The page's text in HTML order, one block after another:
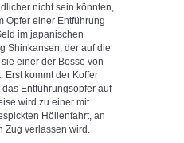
nicht sein könnten,
Opfer einer Entführung
im japanischen
Shinkansen, der auf die
einer der Bosse von
Erst kommt der Koffer
Entführungsopfer auf
wird zu einer mit
Höllenfahrt, an
verlassen wird.